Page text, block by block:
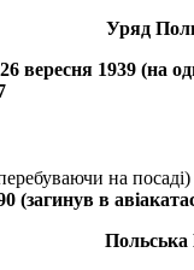
Уряд
вересня 1939 (на
на посаді)
в
Польська